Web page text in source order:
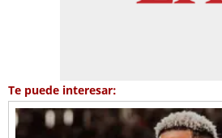
Te puede interesar: